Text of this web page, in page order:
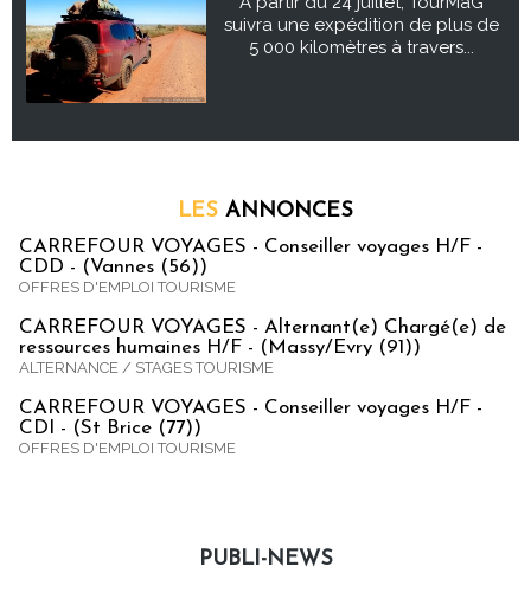
suivra une expédition de plus de
5 000 kilomètres à travers...
LES ANNONCES
CARREFOUR VOYAGES - Conseiller voyages H/F -
CDD - (Vannes (56))
OFFRES D'EMPLOI TOURISME
CARREFOUR VOYAGES - Alternant(e) Chargé(e) de
ressources humaines H/F - (Massy/Evry (91))
ALTERNANCE / STAGES TOURISME
CARREFOUR VOYAGES - Conseiller voyages H/F -
CDI - (St Brice (77))
OFFRES D'EMPLOI TOURISME
PUBLI-NEWS